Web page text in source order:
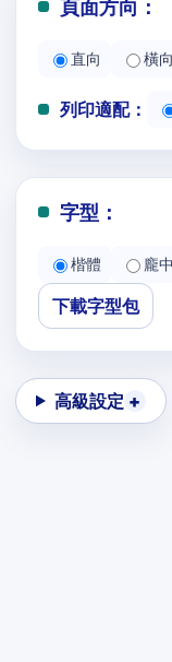
頁面方向：
直向 橫向
列印適配：
字型：
楷體 龐
下載字型包
高級設定